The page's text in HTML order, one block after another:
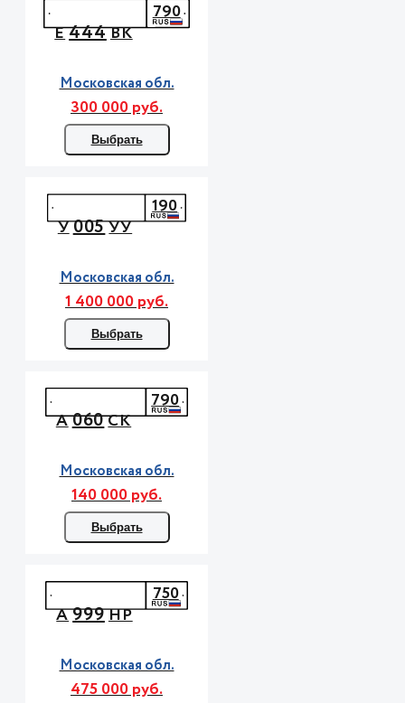
Е444ВК
790
Московская обл.
300 000 руб.
Выбрать
У005УУ
190
Московская обл.
1 400 000 руб.
Выбрать
А060СК
790
Московская обл.
140 000 руб.
Выбрать
А999НР
750
Московская обл.
475 000 руб.